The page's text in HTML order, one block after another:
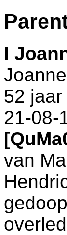
I
52
21-08-
van